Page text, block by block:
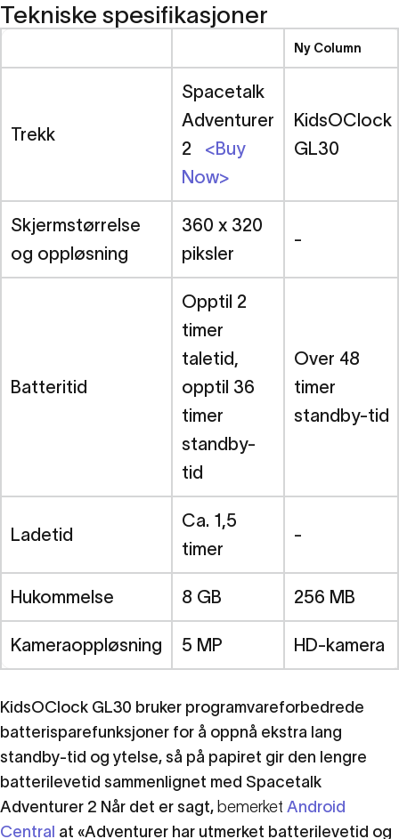
Tekniske spesifikasjoner
Ny Column
Trekk
Spacetalk
Adventurer
2 <Buy
Now>
KidsOClock
GL30
Skjermstørrelse
og oppløsning
360 x 320
piksler
-
Batteritid
Opptil 2
timer
taletid,
opptil 36
timer
standby-
tid
Over 48
timer
standby-tid
Ladetid
Ca. 1,5
timer
-
Hukommelse 8 GB 256 MB
Kameraoppløsning 5 MP HD-kamera
KidsOClock GL30 bruker programvareforbedrede
batterisparefunksjoner for å oppnå ekstra lang
standby-tid og ytelse, så på papiret gir den lengre
batterilevetid sammenlignet med Spacetalk
Adventurer 2 Når det er sagt, bemerket Android
Central at «Adventurer har utmerket batterilevetid og